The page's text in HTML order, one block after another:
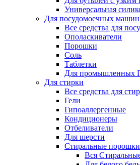
Универсальная
Для посудомоечных машин
Все средства для
Ополаскиватели
Порошки
Соль
Таблетки
Для
Для стирки
Все средства для
Гели
Гипоаллергенные
Кондиционеры
Отбеливатели
Для шерсти
Стиральные порошки
Вся